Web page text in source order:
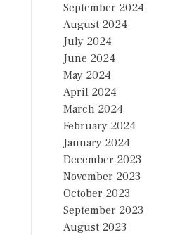
September 2024
August 2024
July 2024
June 2024
May 2024
April 2024
March 2024
February 2024
January 2024
December 2023
November 2023
October 2023
September 2023
August 2023